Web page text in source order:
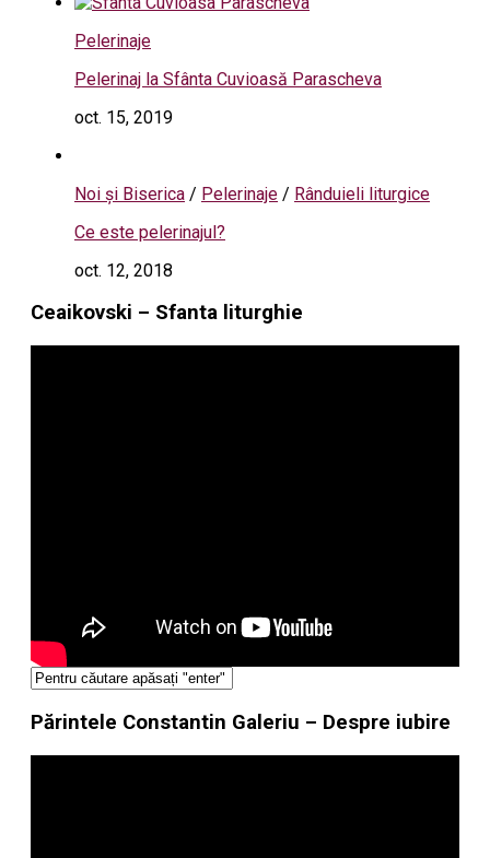
Pelerinaje
Pelerinaj la Sfânta Cuvioasă Parascheva
oct. 15, 2019
Noi și Biserica / Pelerinaje / Rânduieli liturgice
Ce este pelerinajul?
oct. 12, 2018
Ceaikovski – Sfanta liturghie
Părintele Constantin Galeriu – Despre iubire